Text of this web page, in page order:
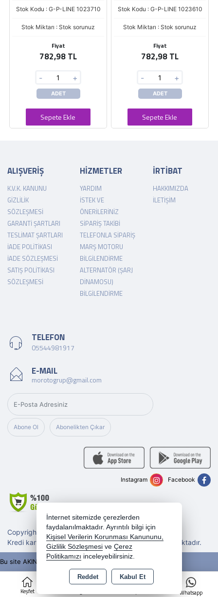
Keşfet
0
Whatsapp
Stok Kodu : G-P-LINE 1023710
Stok Miktarı : Stok sorunuz
Fiyat
782,98 TL
- +
ADET
Sepete Ekle
Stok Kodu : G-P-LINE 1023610
Stok Miktarı : Stok sorunuz
Fiyat
782,98 TL
- +
ADET
Sepete Ekle
ALIŞVERİŞ
K.V.K. KANUNU
GIZLILIK
SÖZLEŞMESI
GARANTI ŞARTLARI
TESLIMAT ŞARTLARI
İADE POLITIKASI
İADE SÖZLEŞMESI
SATIŞ POLITIKASI
SÖZLEŞMESI
HİZMETLER
YARDIM
İSTEK VE
ÖNERILERINIZ
SIPARIŞ TAKIBI
TELEFONLA SIPARIŞ
MARŞ MOTORU
BILGILENDIRME
ALTERNATÖR (ŞARJ
DINAMOSU)
BILGILENDIRME
İRTİBAT
HAKKIMIZDA
İLETIŞIM
TELEFON
05544981917
E-MAIL
morotogrup@gmail.com
Abone Ol Abonelikten Çıkar
Copyright 2026 morotogrup.com - Tüm hakları saklıdır.
Kredi kartı bilgileriniz 256bit SSL sertifikası ile korunmaktadır.
Facebook
Instagram
Bu site AKINSOFT E-Ticaret ile hazırlanmıştır.
İnternet sitemizde çerezlerden
faydalanılmaktadır. Ayrıntılı bilgi için
Kişisel Verilerin Korunması Kanununu,
Gizlilik Sözleşmesi ve Çerez
Politikamızı inceleyebilirsiniz.
Reddet Kabul Et